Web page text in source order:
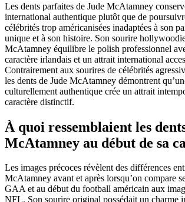
Les dents parfaites de Jude McAtamney
international authentique plutôt que de
célébrités trop américanisées inadaptées à son
unique et à son histoire. Son sourire
McAtamney équilibre le polish professionnel
caractère irlandais et un attrait international
Contrairement aux sourires de célébrités
les dents de Jude McAtamney démontrent
culturellement authentique crée un attrait
caractère distinctif.
À quoi ressemblaient les
McAtamney au début de sa
Les images précoces révèlent des différences
McAtamney avant et après lorsqu’on compare
GAA et au début du football américain aux
NFL. Son sourire original possédait un charme